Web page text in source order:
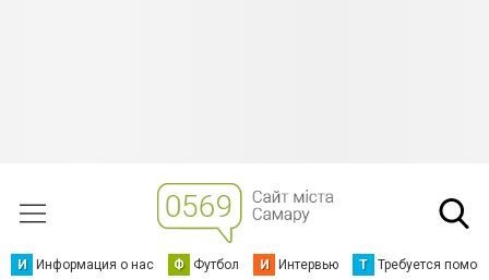
И Информация о нас Ф Футбол И Интервью Т Требуется